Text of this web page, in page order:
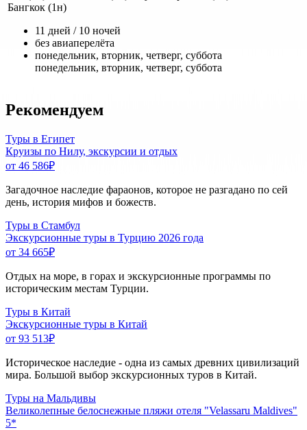
Бангкок (1н)
11 дней / 10 ночей
без авиаперелёта
понедельник, вторник, четверг, суббота
понедельник, вторник, четверг, суббота
Рекомендуем
Туры в Египет
Круизы по Нилу, экскурсии и отдых
от 46 586₽
Загадочное наследие фараонов, которое не разгадано по сей
день, история мифов и божеств.
Туры в Стамбул
Экскурсионные туры в Турцию 2026 года
от 34 665₽
Отдых на море, в горах и экскурсионные программы по
историческим местам Турции.
Туры в Китай
Экскурсионные туры в Китай
от 93 513₽
Историческое наследие - одна из самых древних цивилизаций
мира. Большой выбор экскурсионных туров в Китай.
Туры на Мальдивы
Великолепные белоснежные пляжи отеля "Velassaru Maldives"
5*